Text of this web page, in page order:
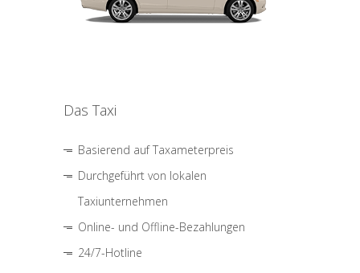
Das Taxi
Basierend auf Taxameterpreis
Durchgeführt von lokalen
Taxiunternehmen
Online- und Offline-Bezahlungen
24/7-Hotline